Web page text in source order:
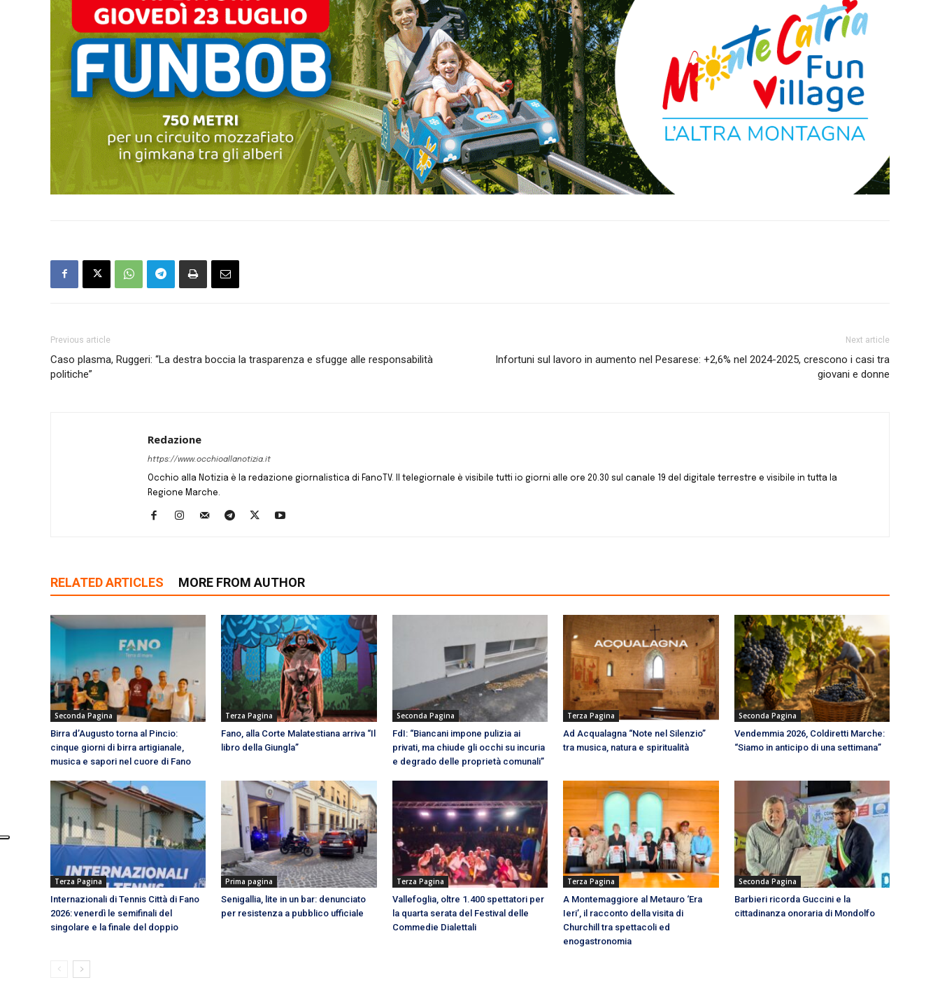
Previous article
Caso plasma, Ruggeri: “La destra boccia la trasparenza e sfugge alle responsabilità
politiche”
Next article
Infortuni sul lavoro in aumento nel Pesarese: +2,6% nel 2024-2025, crescono i casi tra
giovani e donne
Redazione
https://www.occhioallanotizia.it
Occhio alla Notizia è la redazione giornalistica di FanoTV. Il telegiornale è visibile tutti io giorni alle ore 20.30 sul canale 19 del digitale terrestre e visibile in tutta la
Regione Marche.
RELATED ARTICLES MORE FROM AUTHOR
Seconda Pagina
Birra d’Augusto torna al Pincio:
cinque giorni di birra artigianale,
musica e sapori nel cuore di Fano
Terza Pagina
Fano, alla Corte Malatestiana arriva “Il
libro della Giungla”
Seconda Pagina
FdI: “Biancani impone pulizia ai
privati, ma chiude gli occhi su incuria
e degrado delle proprietà comunali”
Terza Pagina
Ad Acqualagna “Note nel Silenzio”
tra musica, natura e spiritualità
Seconda Pagina
Vendemmia 2026, Coldiretti Marche:
“Siamo in anticipo di una settimana”
Terza Pagina
Internazionali di Tennis Città di Fano
2026: venerdì le semifinali del
singolare e la finale del doppio
Prima pagina
Senigallia, lite in un bar: denunciato
per resistenza a pubblico ufficiale
Terza Pagina
Vallefoglia, oltre 1.400 spettatori per
la quarta serata del Festival delle
Commedie Dialettali
Terza Pagina
A Montemaggiore al Metauro ‘Era
Ieri’, il racconto della visita di
Churchill tra spettacoli ed
enogastronomia
Seconda Pagina
Barbieri ricorda Guccini e la
cittadinanza onoraria di Mondolfo